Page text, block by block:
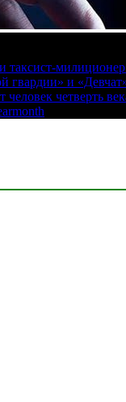
таксист-
гвардии» и
четверть